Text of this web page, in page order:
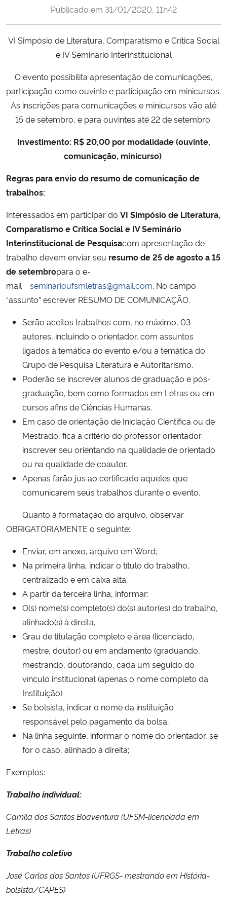
Ministério da Cidadania
Ministério da Ciência, Tecnologia, Inovações e Comunicações
Ministério do Meio Ambiente
Ministério do Turismo
Controladoria-Geral da União
Secretaria de Governo
Gabinete de Segurança Institucional
Banco Central do Brasil
Planalto
Publicado em 31/01/2020, 11h42
VI Simpósio de Literatura, Comparatismo e Crítica Social
e IV Seminário Interinstitucional
O evento possibilita apresentação de comunicações,
participação como ouvinte e participação em minicursos.
As inscrições para comunicações e minicursos vão até
15 de setembro, e para ouvintes até 22 de setembro.
Investimento: R$ 20,00 por modalidade (ouvinte,
comunicação, minicurso)
Regras para envio do resumo de comunicação de
trabalhos:
Interessados em participar do VI Simpósio de Literatura,
Comparatismo e Crítica Sociale IV Seminário
Interinstitucional de Pesquisacom apresentação de
trabalho devem enviar seu resumode 25 de agostoa 15
de setembropara o e-
mail
seminarioufsmletras@gmail.com. No campo
“assunto” escrever RESUMO DE COMUNICAÇÃO.
Serão aceitos trabalhos com, no máximo, 03
autores, incluindo o orientador, com assuntos
ligados à temática do evento e/ou à temática do
Grupo de Pesquisa Literatura e Autoritarismo.
Poderão se inscrever alunos de graduação e pós-
graduação, bem como formados em Letras ou em
cursos afins de Ciências Humanas.
Em caso de orientação de Iniciação Científica ou de
Mestrado, fica a critério do professor orientador
inscrever seu orientando na qualidade de orientado
ou na qualidade de coautor.
Apenas farão jus ao certificado aqueles que
comunicarem seus trabalhos durante o evento.
Quanto à formatação do arquivo, observar
OBRIGATORIAMENTE o seguinte:
Enviar, em anexo, arquivo em Word;
Na primeira linha, indicar o título do trabalho,
centralizado e em caixa alta;
A partir da terceira linha, informar:
O(s) nome(s) completo(s) do(s) autor(es) do trabalho,
alinhado(s) à direita,
Grau de titulação completo e área (licenciado,
mestre, doutor) ou em andamento (graduando,
mestrando, doutorando, cada um seguido do
vínculo institucional (apenas o nome completo da
Instituição)
Se bolsista, indicar o nome da instituição
responsável pelo pagamento da bolsa;
Na linha seguinte, informar o nome do orientador, se
for o caso, alinhado à direita;
Exemplos:
Trabalho individual:
Camila dos Santos Boaventura (UFSM-licenciada em
Letras)
Trabalho coletivo
José Carlos dos Santos (UFRGS- mestrando em História-
bolsista/CAPES)